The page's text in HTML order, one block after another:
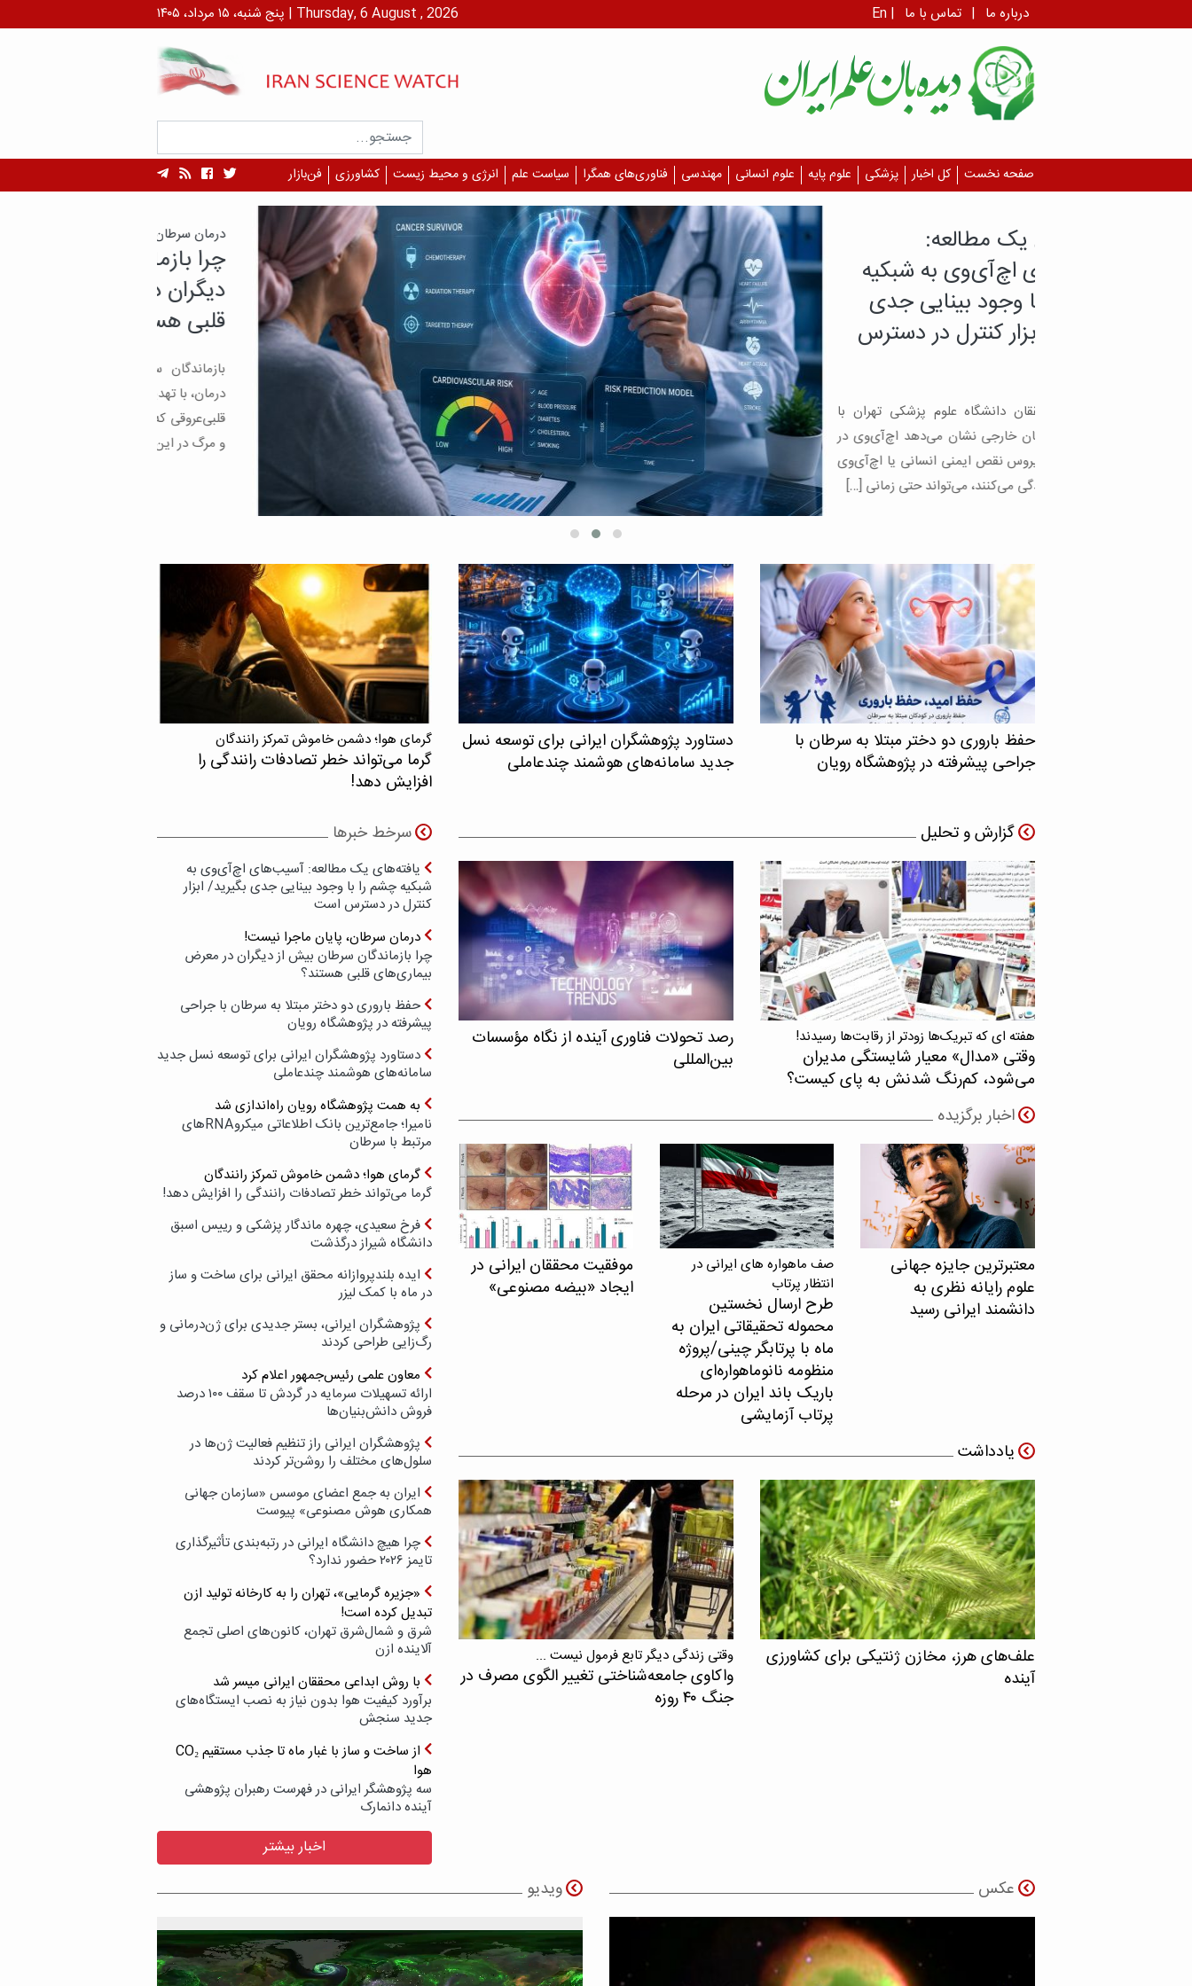
پنج شنبه، ۱۵ مرداد، ۱۴۰۵ | Thursday, 6 August , 2026 En | درباره ما | تماس با ما
صفحه نخست کل اخبار پزشکی علوم پایه علوم انسانی مهندسی فناوری‌های همگرا سیاست علم انرژی و محیط زیست کشاورزی فن‌بازار
درمان سرطان، پایان ماجرا نیست!
چرا بازماندگان سرطان بیش از
دیگران در معرض بیماری‌های
قلبی هستند؟
بازماندگان سرطان، علاوه بر پیامدهای بیماری و
درمان، با تهدید دیگری نیز روبه‌رو هستند؛ بیماری‌های
قلبی‌عروقی که امروزه به یکی از مهم‌ترین علل بیماری
و مرگ در این گروه تبدیل […]
حفظ باروری دو دختر مبتلا به سرطان با
جراحی پیشرفته در پژوهشگاه رویان
دستاورد پژوهشگران ایرانی برای توسعه نسل
جدید سامانه‌های هوشمند چندعاملی
گرمای هوا؛ دشمن خاموش تمرکز رانندگان
گرما می‌تواند خطر تصادفات رانندگی را
افزایش دهد!
گزارش و تحلیل
هفته ای که تبریک‌ها زودتر از رقابت‌ها رسیدند!
وقتی «مدال‌» معیار شایستگی مدیران
می‌شود، کم‌رنگ شدنش به پای کیست؟
رصد تحولات فناوری آینده از نگاه مؤسسات
بین‌المللی
اخبار برگزیده
معتبرترین جایزه جهانی
علوم رایانه نظری به
دانشمند ایرانی رسید
صف ماهواره های ایرانی در
انتظار پرتاب
طرح ارسال نخستین
محموله تحقیقاتی ایران به
ماه با پرتابگر چینی/پروژه
منظومه نانوماهواره‌ای
باریک باند ایران در مرحله
پرتاب آزمایشی
موفقیت محققان ایرانی در
ایجاد «بیضه مصنوعی»
یادداشت
علف‌های هرز، مخازن ژنتیکی برای کشاورزی
آینده
وقتی زندگی دیگر تابع فرمول نیست ...
واکاوی جامعه‌شناختی تغییر الگوی مصرف در
جنگ ۴۰ روزه
سرخط خبرها
یافته‌های یک مطالعه: آسیب‌های اچ‌آی‌وی به
شبکیه چشم را با وجود بینایی جدی بگیرید/ ابزار
کنترل در دسترس است
درمان سرطان، پایان ماجرا نیست!
چرا بازماندگان سرطان بیش از دیگران در معرض
بیماری‌های قلبی هستند؟
حفظ باروری دو دختر مبتلا به سرطان با جراحی
پیشرفته در پژوهشگاه رویان
دستاورد پژوهشگران ایرانی برای توسعه نسل جدید
سامانه‌های هوشمند چندعاملی
به همت پژوهشگاه رویان راه‌اندازی شد
نامیرا؛ جامع‌ترین بانک اطلاعاتی میکروRNAهای
مرتبط با سرطان
گرمای هوا؛ دشمن خاموش تمرکز رانندگان
گرما می‌تواند خطر تصادفات رانندگی را افزایش دهد!
فرخ سعیدی، چهره ماندگار پزشکی و رییس اسبق
دانشگاه شیراز درگذشت
ایده بلندپروازانه محقق ایرانی برای ساخت و ساز
در ماه با کمک لیزر
پژوهشگران ایرانی، بستر جدیدی برای ژن‌درمانی و
رگ‌زایی طراحی کردند
معاون علمی رئیس‌جمهور اعلام کرد
ارائه تسهیلات سرمایه در گردش تا سقف ۱۰۰ درصد
فروش دانش‌بنیان‌ها
پژوهشگران ایرانی راز تنظیم فعالیت ژن‌ها در
سلول‌های مختلف را روشن‌تر کردند
ایران به جمع اعضای موسس «سازمان جهانی
همکاری هوش مصنوعی» پیوست
چرا هیچ دانشگاه ایرانی در رتبه‌بندی تأثیرگذاری
تایمز ۲۰۲۶ حضور ندارد؟
«جزیره گرمایی»، تهران را به کارخانه تولید ازن
تبدیل کرده است!
شرق و شمال‌شرق تهران، کانون‌های اصلی تجمع
آلاینده ازن
با روش ابداعی محققان ایرانی میسر شد
برآورد کیفیت هوا بدون نیاز به نصب ایستگاه‌های
جدید سنجش
از ساخت و ساز با غبار ماه تا جذب مستقیم CO₂
هوا
سه پژوهشگر ایرانی در فهرست رهبران پژوهشی
آینده دانمارک
اخبار بیشتر
عکس ویدیو